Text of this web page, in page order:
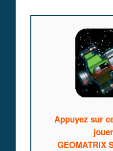
Appuyez sur
GEOMATRIX